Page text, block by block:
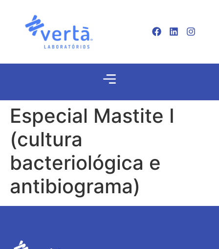
Especial Mastite I
(cultura
bacteriológica e
antibiograma)